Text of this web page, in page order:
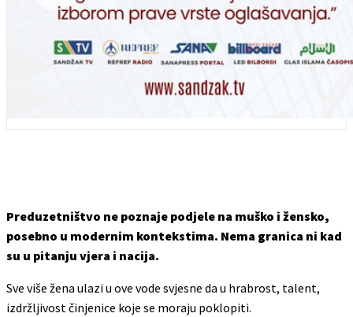
Preduzetništvo ne poznaje podjele na muško i žensko,
posebno u modernim kontekstima. Nema granica ni kad
su u pitanju vjera i nacija.
Sve više žena ulazi u ove vode svjesne da u hrabrost, talent,
izdržljivost činjenice koje se moraju poklopiti.